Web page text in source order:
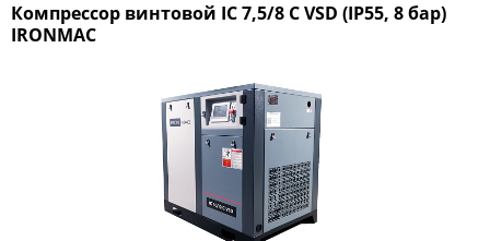
Компрессор винтовой IC 7,5/8 C VSD (IP55, 8 бар)
IRONMAC